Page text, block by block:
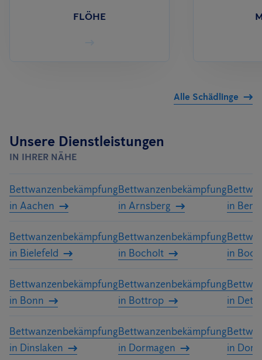
FLÖHE
Alle Schädlinge
Unsere Dienstleistungen
IN IHRER NÄHE
Bettwanzenbekämpfung
in Aachen
Bettwanzenbekämpfung
in Arnsberg
in
Bettwanzenbekämpfung
in Bielefeld
Bettwanzenbekämpfung
in Bocholt
in
Bettwanzenbekämpfung
in Bonn
Bettwanzenbekämpfung
in Bottrop
in
Bettwanzenbekämpfung
in Dinslaken
Bettwanzenbekämpfung
in Dormagen
in